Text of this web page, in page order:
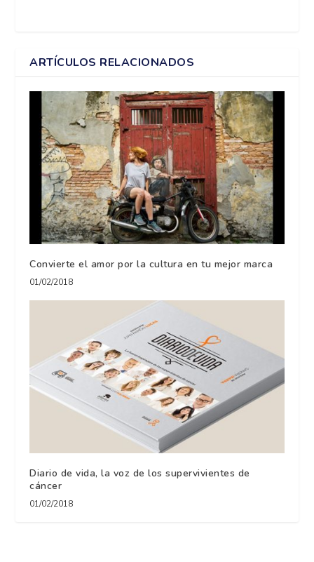
ARTÍCULOS RELACIONADOS
Convierte el amor por la cultura en tu mejor marca
01/02/2018
Diario de vida, la voz de los supervivientes de
cáncer
01/02/2018